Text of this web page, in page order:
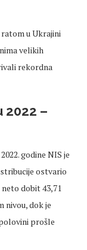
u Ukrajini
velikih
rekordna
2022 –
godine NIS je
ostvario
dobit 43,71
nivou, dok je
prošle